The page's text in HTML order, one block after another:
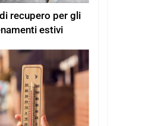
recupero per gli
estivi